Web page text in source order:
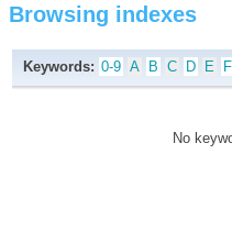
Browsing indexes
Keywords: 0-9 A B C D E F
No